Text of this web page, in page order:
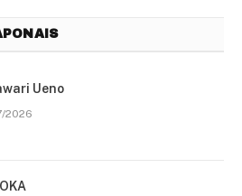
Ueno
2026